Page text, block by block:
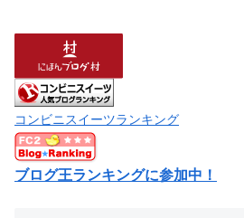
コンビニスイーツランキング
ブログ王ランキングに参加中！